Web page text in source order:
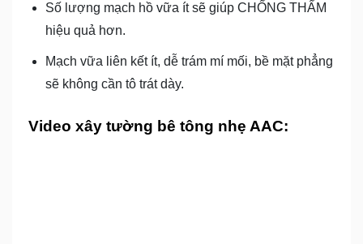
Số lượng mạch hồ vữa ít sẽ giúp CHỐNG THẤM
hiệu quả hơn.
Mạch vữa liên kết ít, dễ trám mí mối, bề mặt phẳng
sẽ không cần tô trát dày.
Video xây tường bê tông nhẹ AAC: